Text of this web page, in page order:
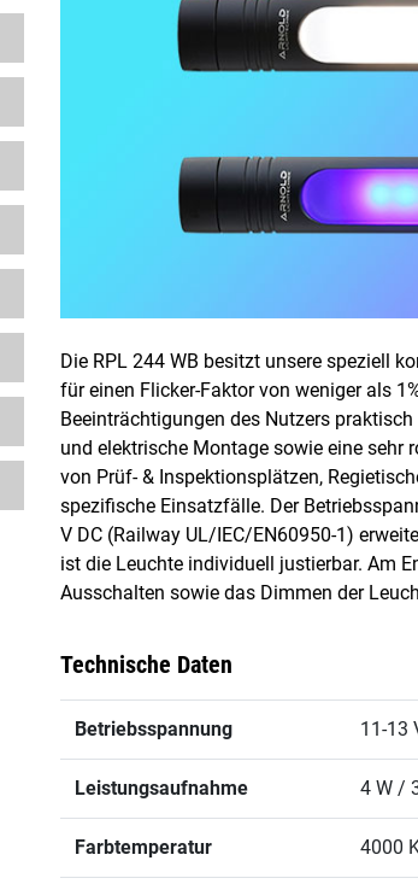
Die RPL 244 WB besitzt unsere speziell
für einen Flicker-Faktor von weniger als
Beeinträchtigungen des Nutzers
und elektrische Montage sowie eine sehr
von Prüf- & Inspektionsplätzen,
spezifische Einsatzfälle. Der
V DC (Railway UL/IEC/EN60950-1)
ist die Leuchte individuell justierbar. Am
Ausschalten sowie das Dimmen der
Technische Daten
Betriebsspannung 11-13
Leistungsaufnahme 4 W /
Farbtemperatur 4000